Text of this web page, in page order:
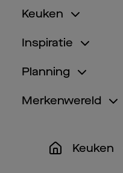
Keuken
Inspiratie
Planning
Merkenwereld
Keuken